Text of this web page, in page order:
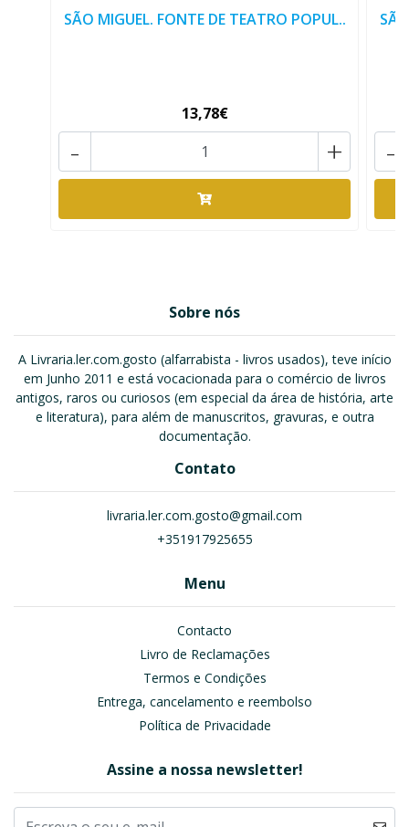
SÃO MIGUEL. FONTE DE TEATRO POPUL..
13,78€
+
- -
Sobre nós
A Livraria.ler.com.gosto (alfarrabista - livros usados), teve início
em Junho 2011 e está vocacionada para o comércio de livros
antigos, raros ou curiosos (em especial da área de história, arte
e literatura), para além de manuscritos, gravuras, e outra
documentação.
Contato
livraria.ler.com.gosto@gmail.com
+351917925655
Menu
Contacto
Livro de Reclamações
Termos e Condições
Entrega, cancelamento e reembolso
Política de Privacidade
Assine a nossa newsletter!